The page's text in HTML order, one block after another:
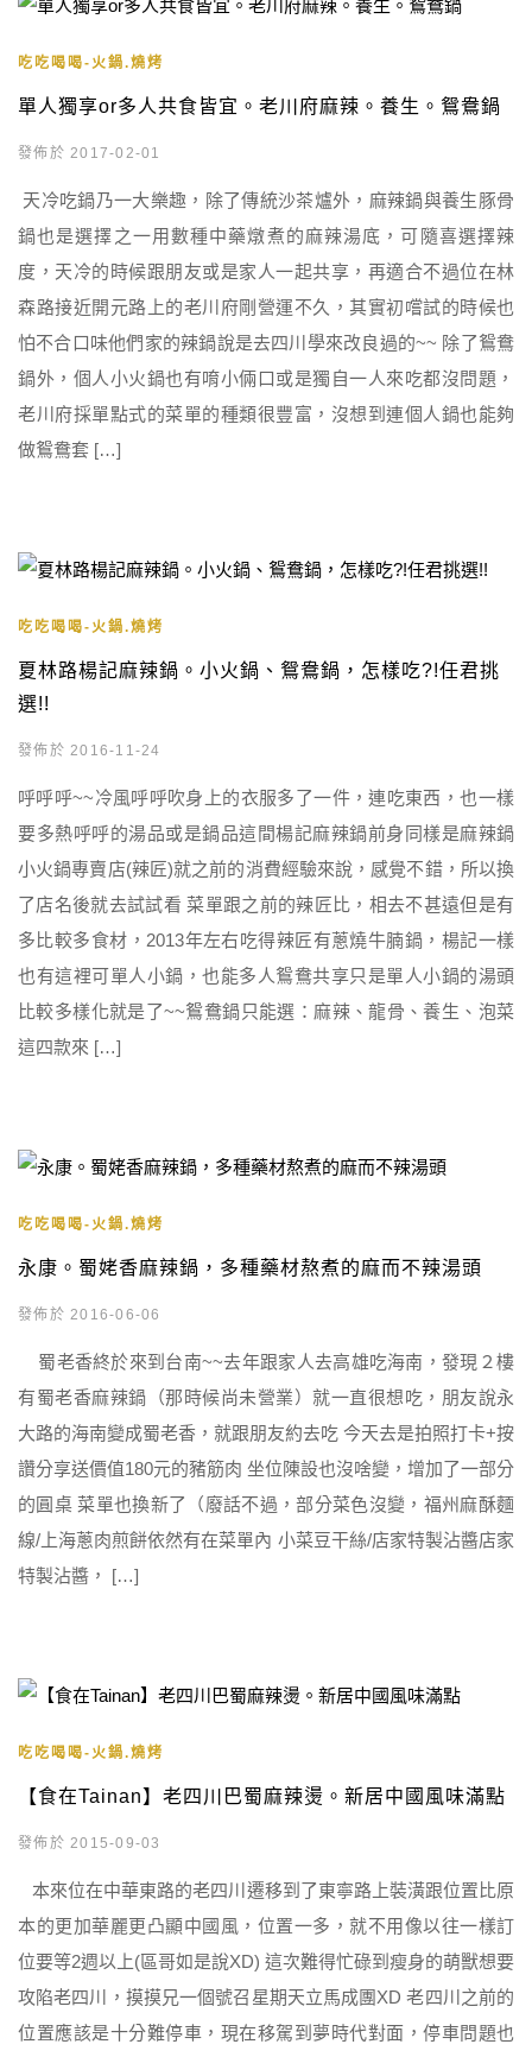
吃吃喝喝-火鍋.燒烤
單人獨享or多人共食皆宜。老川府麻辣。養生。鴛鴦鍋
發佈於 2017-02-01
天冷吃鍋乃一大樂趣，除了傳統沙茶爐外，麻辣鍋與養生豚骨
鍋也是選擇之一用數種中藥燉煮的麻辣湯底，可隨喜選擇辣
度，天冷的時候跟朋友或是家人一起共享，再適合不過位在林
森路接近開元路上的老川府剛營運不久，其實初嚐試的時候也
怕不合口味他們家的辣鍋說是去四川學來改良過的~~ 除了鴛鴦
鍋外，個人小火鍋也有唷小倆口或是獨自一人來吃都沒問題，
老川府採單點式的菜單的種類很豐富，沒想到連個人鍋也能夠
做鴛鴦套 […]
吃吃喝喝-火鍋.燒烤
夏林路楊記麻辣鍋。小火鍋、鴛鴦鍋，怎樣吃?!任君挑
選!!
發佈於 2016-11-24
呼呼呼~~冷風呼呼吹身上的衣服多了一件，連吃東西，也一樣
要多熱呼呼的湯品或是鍋品這間楊記麻辣鍋前身同樣是麻辣鍋
小火鍋專賣店(辣匠)就之前的消費經驗來說，感覺不錯，所以換
了店名後就去試試看 菜單跟之前的辣匠比，相去不甚遠但是有
多比較多食材，2013年左右吃得辣匠有蔥燒牛腩鍋，楊記一樣
也有這裡可單人小鍋，也能多人鴛鴦共享只是單人小鍋的湯頭
比較多樣化就是了~~鴛鴦鍋只能選：麻辣、龍骨、養生、泡菜
這四款來 […]
吃吃喝喝-火鍋.燒烤
永康。蜀姥香麻辣鍋，多種藥材熬煮的麻而不辣湯頭
發佈於 2016-06-06
蜀老香終於來到台南~~去年跟家人去高雄吃海南，發現２樓
有蜀老香麻辣鍋（那時候尚未營業）就一直很想吃，朋友說永
大路的海南變成蜀老香，就跟朋友約去吃 今天去是拍照打卡+按
讚分享送價值180元的豬筋肉 坐位陳設也沒啥變，增加了一部分
的圓桌 菜單也換新了（廢話不過，部分菜色沒變，福州麻酥麵
線/上海蔥肉煎餅依然有在菜單內 小菜豆干絲/店家特製沾醬店家
特製沾醬， […]
吃吃喝喝-火鍋.燒烤
【食在Tainan】老四川巴蜀麻辣燙。新居中國風味滿點
發佈於 2015-09-03
本來位在中華東路的老四川遷移到了東寧路上裝潢跟位置比原
本的更加華麗更凸顯中國風，位置一多，就不用像以往一樣訂
位要等2週以上(區哥如是說XD) 這次難得忙碌到瘦身的萌獸想要
攻陷老四川，摸摸兄一個號召星期天立馬成團XD 老四川之前的
位置應該是十分難停車，現在移駕到夢時代對面，停車問題也